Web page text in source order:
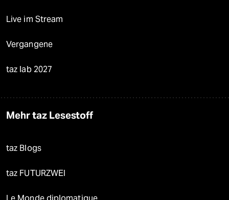
Live im Stream
Vergangene
taz lab 2027
Mehr taz Lesestoff
taz Blogs
taz FUTURZWEI